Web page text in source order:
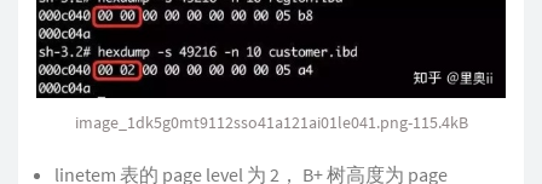
image_1dk5g0mt9112sso41a121ai01le041.png-115.4kB
linetem 表的 page level 为 2， B+ 树高度为 page